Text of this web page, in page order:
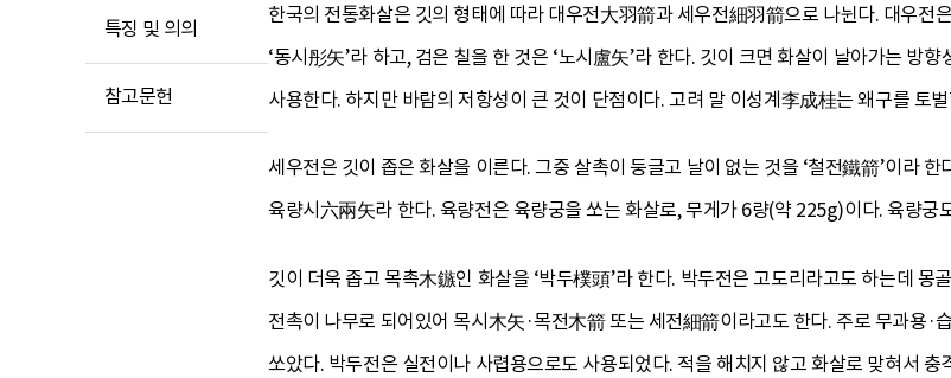
특징 및 의의
참고문헌
한국의 전통화살은 깃의 형태에 따라 대우전大羽箭과 세우전細羽箭으로 나뉜다. 대우전
‘동시彤矢’라 하고, 검은 칠을 한 것은 ‘노시盧矢’라 한다. 깃이 크면 화살이 날아가는 방
사용한다. 하지만 바람의 저항성이 큰 것이 단점이다. 고려 말 이성계李成桂는 왜구를 토
세우전은 깃이 좁은 화살을 이른다. 그중 살촉이 둥글고 날이 없는 것을 ‘철전鐵箭’이라
육량시六兩矢라 한다. 육량전은 육량궁을 쏘는 화살로, 무게가 6량(약 225g)이다. 육량
깃이 더욱 좁고 목촉木鏃인 화살을 ‘박두樸頭’라 한다. 박두전은 고도리라고도 하는데 몽
전촉이 나무로 되어있어 목시木矢·목전木箭 또는 세전細箭이라고도 한다. 주로 무과용
쏘았다. 박두전은 실전이나 사렵용으로도 사용되었다. 적을 해치지 않고 화살로 맞혀서